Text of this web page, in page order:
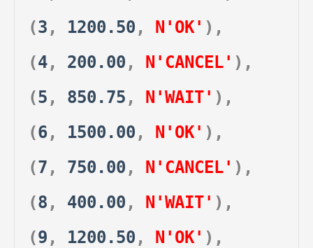
(3 , 1200.50 , N'OK' ),
(4, 200.00 , N'CANCEL' ),
(5 , 850.75 , N'WAIT' ),
(6, 1500.00 , N'OK' ),
(7 , 750.00 , N'CANCEL' ),
(8 , 400.00 , N'WAIT' ),
(9 , 1200.50 , N'OK' ),